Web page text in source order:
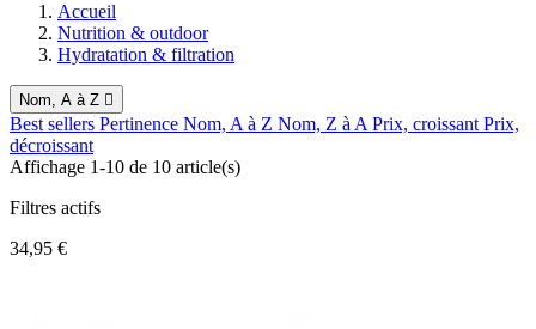
Accueil
Nutrition & outdoor
Hydratation & filtration
Nom, A à Z 
Best sellers Pertinence Nom, A à Z Nom, Z à A Prix, croissant Prix,
décroissant
Affichage 1-10 de 10 article(s)
Filtres actifs
34,95 €